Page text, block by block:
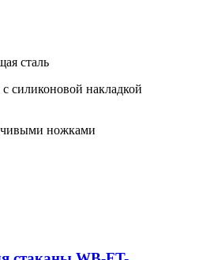
сталь
силиконовой накладкой
ножками